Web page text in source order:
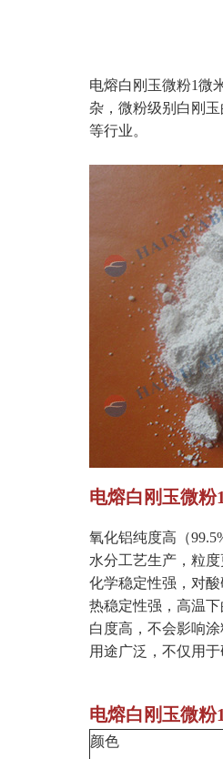
电熔白刚玉微粉1微
杂，微粉级别白刚
等行业。
电熔白刚玉微粉
氧化铝纯度高（
水分工艺生产，粒
化学稳定性强，对
热稳定性强，高温
白度高，不会影响
用途广泛，不仅用
电熔白刚玉微粉
颜色